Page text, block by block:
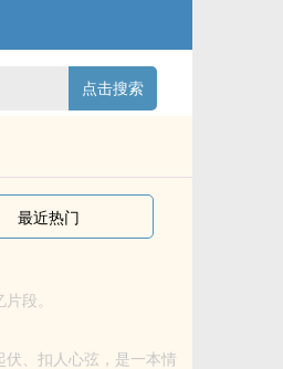
点击搜索
最近热门
段。
、扣人心弦，是一本情